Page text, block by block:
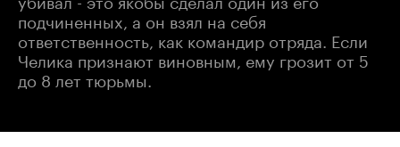
подчиненных, а он взял на себя
ответственность, как командир отряда. Если
Челика признают виновным, ему грозит от 5
до 8 лет тюрьмы.